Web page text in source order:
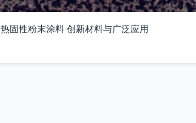
热固性粉末涂料 创新材料与广泛应用